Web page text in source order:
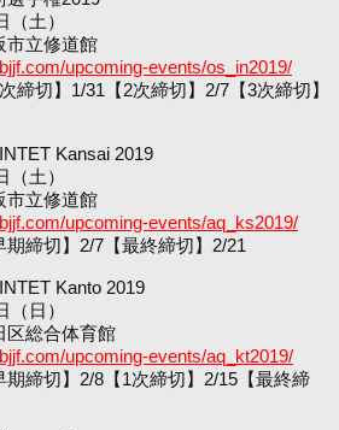
土）
市立修道館
upcoming-events/os_in2019/
締切】1/31【2次締切】2/7【3次締切】
Kansai 2019
土）
市立修道館
upcoming-events/aq_ks2019/
締切】2/7【最終締切】2/21
Kanto 2019
日）
区総合体育館
upcoming-events/aq_kt2019/
締切】2/8【1次締切】2/15【最終締